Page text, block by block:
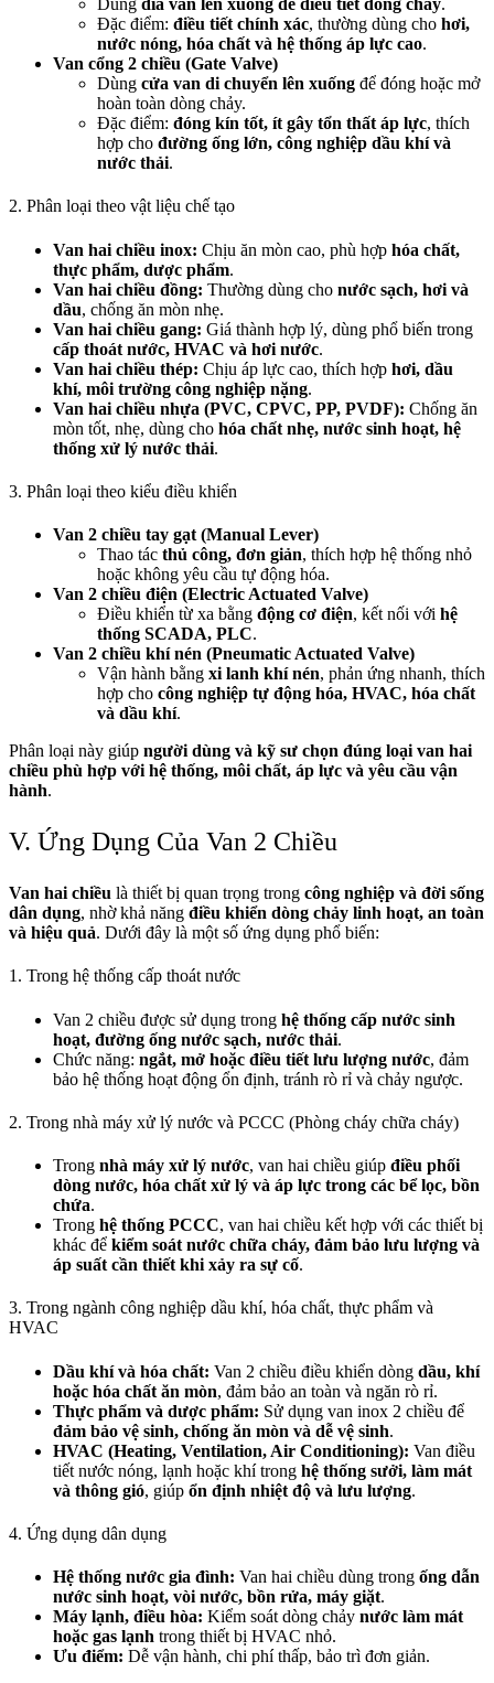
Dùng đĩa van lên xuống để điều tiết dòng chảy.
Đặc điểm: điều tiết chính xác, thường dùng cho hơi,
nước nóng, hóa chất và hệ thống áp lực cao.
Van cổng 2 chiều (Gate Valve)
Dùng cửa van di chuyển lên xuống để đóng hoặc mở
hoàn toàn dòng chảy.
Đặc điểm: đóng kín tốt, ít gây tổn thất áp lực, thích
hợp cho đường ống lớn, công nghiệp dầu khí và
nước thải.
2. Phân loại theo vật liệu chế tạo
Van hai chiều inox: Chịu ăn mòn cao, phù hợp hóa chất,
thực phẩm, dược phẩm.
Van hai chiều đồng: Thường dùng cho nước sạch, hơi và
dầu, chống ăn mòn nhẹ.
Van hai chiều gang: Giá thành hợp lý, dùng phổ biến trong
cấp thoát nước, HVAC và hơi nước.
Van hai chiều thép: Chịu áp lực cao, thích hợp hơi, dầu
khí, môi trường công nghiệp nặng.
Van hai chiều nhựa (PVC, CPVC, PP, PVDF): Chống ăn
mòn tốt, nhẹ, dùng cho hóa chất nhẹ, nước sinh hoạt, hệ
thống xử lý nước thải.
3. Phân loại theo kiểu điều khiển
Van 2 chiều tay gạt (Manual Lever)
Thao tác thủ công, đơn giản, thích hợp hệ thống nhỏ
hoặc không yêu cầu tự động hóa.
Van 2 chiều điện (Electric Actuated Valve)
Điều khiển từ xa bằng động cơ điện, kết nối với hệ
thống SCADA, PLC.
Van 2 chiều khí nén (Pneumatic Actuated Valve)
Vận hành bằng xi lanh khí nén, phản ứng nhanh, thích
hợp cho công nghiệp tự động hóa, HVAC, hóa chất
và dầu khí.
Phân loại này giúp người dùng và kỹ sư chọn đúng loại van hai
chiều phù hợp với hệ thống, môi chất, áp lực và yêu cầu vận
hành.
V. Ứng Dụng Của Van 2 Chiều
Van hai chiều là thiết bị quan trọng trong công nghiệp và đời sống
dân dụng, nhờ khả năng điều khiển dòng chảy linh hoạt, an toàn
và hiệu quả. Dưới đây là một số ứng dụng phổ biến:
1. Trong hệ thống cấp thoát nước
Van 2 chiều được sử dụng trong hệ thống cấp nước sinh
hoạt, đường ống nước sạch, nước thải.
Chức năng: ngắt, mở hoặc điều tiết lưu lượng nước, đảm
bảo hệ thống hoạt động ổn định, tránh rò rỉ và chảy ngược.
2. Trong nhà máy xử lý nước và PCCC (Phòng cháy chữa cháy)
Trong nhà máy xử lý nước, van hai chiều giúp điều phối
dòng nước, hóa chất xử lý và áp lực trong các bể lọc, bồn
chứa.
Trong hệ thống PCCC, van hai chiều kết hợp với các thiết bị
khác để kiểm soát nước chữa cháy, đảm bảo lưu lượng và
áp suất cần thiết khi xảy ra sự cố.
3. Trong ngành công nghiệp dầu khí, hóa chất, thực phẩm và
HVAC
Dầu khí và hóa chất: Van 2 chiều điều khiển dòng dầu, khí
hoặc hóa chất ăn mòn, đảm bảo an toàn và ngăn rò rỉ.
Thực phẩm và dược phẩm: Sử dụng van inox 2 chiều để
đảm bảo vệ sinh, chống ăn mòn và dễ vệ sinh.
HVAC (Heating, Ventilation, Air Conditioning): Van điều
tiết nước nóng, lạnh hoặc khí trong hệ thống sưởi, làm mát
và thông gió, giúp ổn định nhiệt độ và lưu lượng.
4. Ứng dụng dân dụng
Hệ thống nước gia đình: Van hai chiều dùng trong ống dẫn
nước sinh hoạt, vòi nước, bồn rửa, máy giặt.
Máy lạnh, điều hòa: Kiểm soát dòng chảy nước làm mát
hoặc gas lạnh trong thiết bị HVAC nhỏ.
Ưu điểm: Dễ vận hành, chi phí thấp, bảo trì đơn giản.